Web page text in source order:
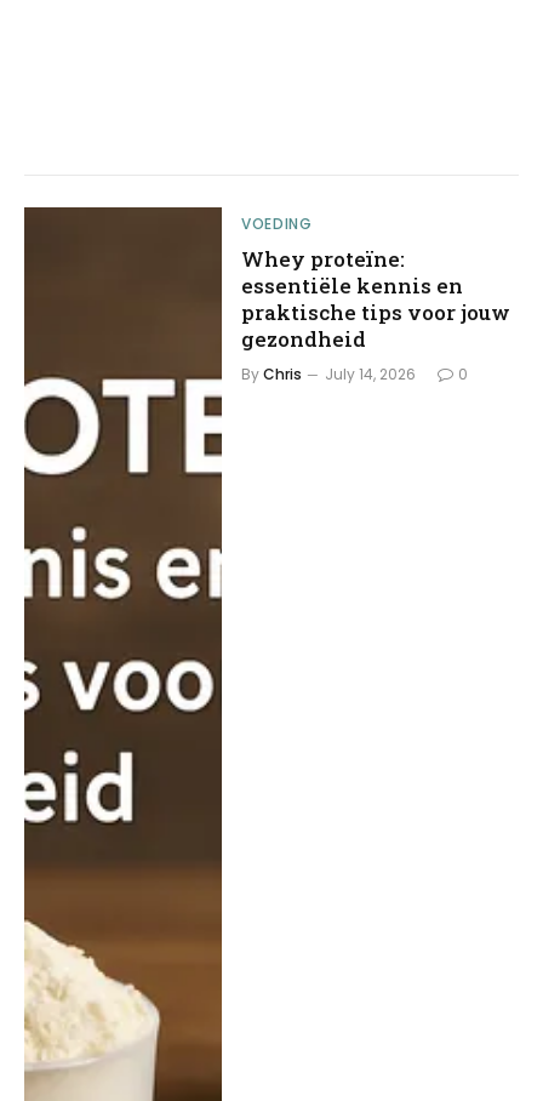
VOEDING
Whey proteïne:
essentiële kennis en
praktische tips voor jouw
gezondheid
ByChris July 14, 2026 0